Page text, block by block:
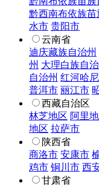
黔西南布依族苗
水市 贵阳市
云南省
迪庆藏族自治州
州 大理白族自
自治州 红河哈
普洱市 丽江市
西藏自治区
林芝地区 阿里
地区 拉萨市
陕西省
商洛市 安康市
鸡市 铜川市 西
甘肃省